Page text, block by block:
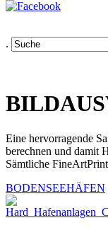
.
Eine hervorragende
berechnen und damit
Sämtliche
BODENSEEHÄFEN